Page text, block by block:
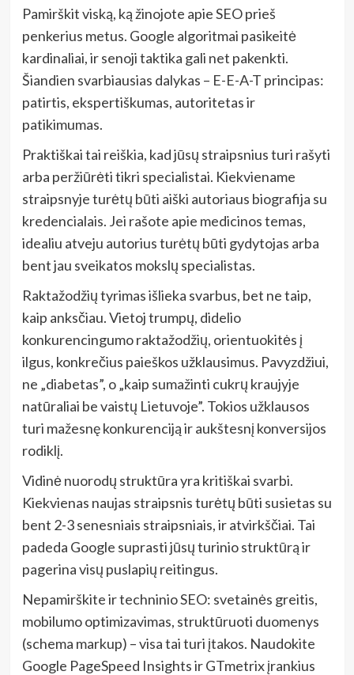
Pamirškit viską, ką žinojote apie SEO prieš
penkerius metus. Google algoritmai pasikeitė
kardinaliai, ir senoji taktika gali net pakenkti.
Šiandien svarbiausias dalykas – E-E-A-T principas:
patirtis, ekspertiškumas, autoritetas ir
patikimumas.
Praktiškai tai reiškia, kad jūsų straipsnius turi rašyti
arba peržiūrėti tikri specialistai. Kiekviename
straipsnyje turėtų būti aiški autoriaus biografija su
kredencialais. Jei rašote apie medicinos temas,
idealiu atveju autorius turėtų būti gydytojas arba
bent jau sveikatos mokslų specialistas.
Raktažodžių tyrimas išlieka svarbus, bet ne taip,
kaip anksčiau. Vietoj trumpų, didelio
konkurencingumo raktažodžių, orientuokitės į
ilgus, konkrečius paieškos užklausimus. Pavyzdžiui,
ne „diabetas”, o „kaip sumažinti cukrų kraujyje
natūraliai be vaistų Lietuvoje”. Tokios užklausos
turi mažesnę konkurenciją ir aukštesnį konversijos
rodiklį.
Vidinė nuorodų struktūra yra kritiškai svarbi.
Kiekvienas naujas straipsnis turėtų būti susietas su
bent 2-3 senesniais straipsniais, ir atvirkščiai. Tai
padeda Google suprasti jūsų turinio struktūrą ir
pagerina visų puslapių reitingus.
Nepamirškite ir techninio SEO: svetainės greitis,
mobilumo optimizavimas, struktūruoti duomenys
(schema markup) – visa tai turi įtakos. Naudokite
Google PageSpeed Insights ir GTmetrix įrankius